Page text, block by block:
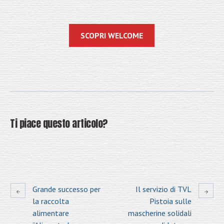
SCOPRI WELCOME
Ti piace questo articolo?
Grande successo per
la raccolta
alimentare
Il servizio di TVL
Pistoia sulle
mascherine solidali